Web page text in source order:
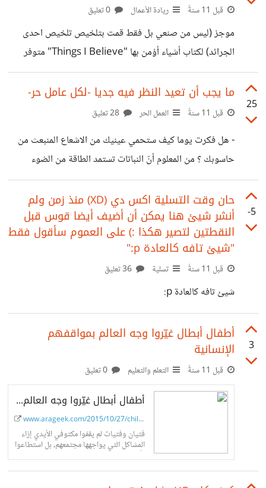
التكاثر فقط حاليا أجد أنّ الطريقة المثلى للوصول الى هذا العلم
هي أن تحشر أنفك في كل شيئ (ليس هذا السبب الذي جعلني
أنشر هذا الموضوع
قبل 11 سنةً ريادة الأعمال
موجز (ليس من صنعي بل فقط قمت بتلخيص تلخيص احدى
الجرائد) لكتاب أشياء أؤمن بها "Things I Believe" متوفر
على صيغة PDF • الفكرة 1: *الشكل مهم! و الحماس يحرك
الجبال!* أين تفضل النزول؟ في فندق تجد موظفيه متجاوبين و
دودين و يظهرون الحماس لخدمتك أم في فندق معايير الخدمة
الفكرة 2: التجديد أساسي . معظم و اضعي الاستراتيجيات
يكررون هذه الرسالة، *إذا خنقت التجديد ، فإنني أخشى
25
ما يجب أن تعيد النظر فيه جديا -لكل عامل حر-
قبل 11 سنةً العمل الحر
- هل فكرت يوما كيف ستحمي عينيك من الاشعاع المنبعث من
حاسوبك ؟ من المعلوم أنّ النباتات تستمد الطاقة من الضوء
والشمس... الخ وهذا يعرف بالتمثيل الضوئي.. لم لا تستثمر هذه
الميزة لمصلحتك.. فقط ضع نبتة على المكتب أمام حاسوبك
وستنعم (من الأفضل أن تختار النبتة الشائكة لأنها تكون شبه
معدومة النمو ولا تتطلب عناية كبيرة) مثل هذه :
طبية للحاسوب أم ليس بعد ؟ كل هذا مهم، لأنه لا سمح الله ان
خسرت عينيك
-5
حان وقت التسلية اكس دي (XD) منذ زمن ولم
أنشر شيئ هنا يمكن أن أضيف أيضا قوس قبل
النقطتين لتصير هكذا :) على العموم سأقول فقط
"شيئ تافه كالعادة p:"
قبل 11 سنةً تسلية
شيئ تافه كالعادة p:
3
أطفال أبطال غيّروا وجه العالم بمواقفهم
الإنسانية
قبل 11 سنةً التعلم والتعليم
أطفال أبطال غيّروا وجه العالم بمواقفهم الانسانية - تقرير
www.arageek.com/2015/10/27/child...
فتيان وفتيات لم يقفوا مكتوفي الأيدي إزاء
المشاكل التي يواجهها مجتمعهم، بل استطاعوا
بأفعالهم الإنسانية البسيطة -لكن الصادقة-